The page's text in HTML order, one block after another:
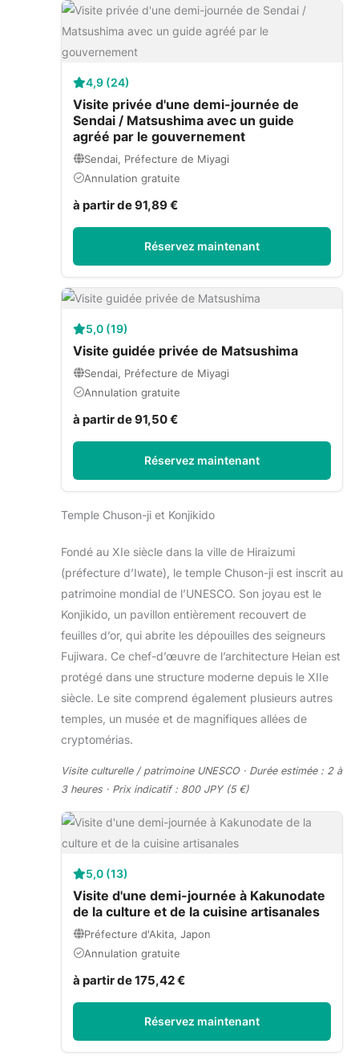
4,9 (24)
Visite privée d'une demi-journée de
Sendai / Matsushima avec un guide
agréé par le gouvernement
Sendai, Préfecture de Miyagi
Annulation gratuite
à partir de 91,89 €
Réservez maintenant
5,0 (19)
Visite guidée privée de Matsushima
Sendai, Préfecture de Miyagi
Annulation gratuite
à partir de 91,50 €
Réservez maintenant
Temple Chuson-ji et Konjikido
Fondé au XIe siècle dans la ville de Hiraizumi
(préfecture d’Iwate), le temple Chuson-ji est inscrit au
patrimoine mondial de l’UNESCO. Son joyau est le
Konjikido, un pavillon entièrement recouvert de
feuilles d’or, qui abrite les dépouilles des seigneurs
Fujiwara. Ce chef-d’œuvre de l’architecture Heian est
protégé dans une structure moderne depuis le XIIe
siècle. Le site comprend également plusieurs autres
temples, un musée et de magnifiques allées de
cryptomérias.
Visite culturelle / patrimoine UNESCO · Durée estimée : 2 à
3 heures · Prix indicatif : 800 JPY (5 €)
5,0 (13)
Visite d'une demi-journée à Kakunodate
de la culture et de la cuisine artisanales
Préfecture d'Akita, Japon
Annulation gratuite
à partir de 175,42 €
Réservez maintenant